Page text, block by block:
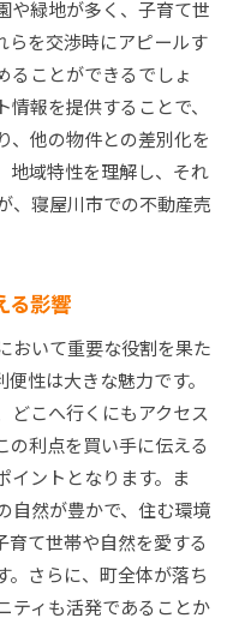
や緑地が多く、子育て世
らを交渉時にアピールす
ることができるでしょ
報を提供することで、
、他の物件との差別化を
地域特性を理解し、それ
、寝屋川市での不動産売
る影響
おいて重要な役割を果た
性は大きな魅力です。
どこへ行くにもアクセス
の利点を買い手に伝える
イントとなります。ま
自然が豊かで、住む環境
育て世帯や自然を愛する
。さらに、町全体が落ち
ティも活発であることか